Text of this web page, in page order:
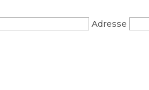
Adresse